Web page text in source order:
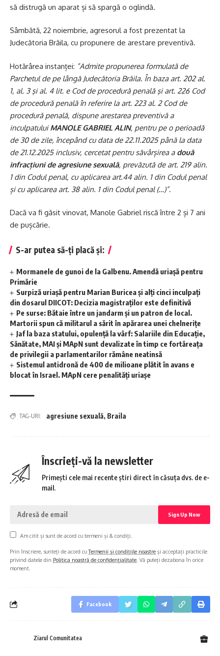
să distrugă un aparat și să spargă o oglindă.
Sâmbătă, 22 noiembrie, agresorul a fost prezentat la
Judecătoria Brăila, cu propunere de arestare preventivă.
Hotărârea instanței: ”Admite propunerea formulată de
Parchetul de pe lângă Judecătoria Brăila. În baza art. 202 al.
1, al. 3 şi al. 4 lit. e Cod de procedură penală şi art. 226 Cod
de procedură penală în referire la art. 223 al. 2 Cod de
procedură penală, dispune arestarea preventivă a
inculpatuluiMANOLE GABRIEL ALIN, pentru pe o perioadă
de 30 de zile, începând cu data de 22.11.2025 până la data
de 21.12.2025 inclusiv, cercetat pentru săvârșirea a două
infracțiuni de agresiune sexuală, prevăzută de art. 219 alin.
1 din Codul penal, cu aplicarea art.44 alin. 1 din Codul penal
și cu aplicarea art. 38 alin. 1 din Codul penal (…)”.
Dacă va fi găsit vinovat, Manole Gabriel riscă între 2 și 7 ani
de pușcărie.
S-ar putea să-ți placă și:
Mormanele de gunoi de la Galbenu. Amendă uriașă pentru
Primărie
Surpiză uriașă pentru Marian Buricea și alți cinci inculpați
din dosarul DIICOT: Decizia magistraților este definitivă
Pe surse: Bătaie între un jandarm și un patron de local.
Martorii spun că militarul a sărit în apărarea unei chelnerițe
Jaf la baza statului, opulență la vârf: Salariile din Educație,
Sănătate, MAI și MApN sunt devalizate în timp ce fortăreața
de privilegii a parlamentarilor rămâne neatinsă
Sistemul antidronă de 400 de milioane plătit în avans e
blocat în Israel. MApN cere penalități uriașe
TAG-URI: agresiune sexuală, Braila
Înscrieți-vă la newsletter
Primești cele mai recente știri direct în căsuța dvs. de e-
mail.
Am citit și sunt de acord cu termeni și & condiți.
Prin înscriere, sunteți de acord cuTermenii și condițiile noastre și acceptați practicile
privind datele din Politica noastră de confidențialitate . Vă puteți dezabona în orice
moment.
Facebook
Ziarul Comunitatea